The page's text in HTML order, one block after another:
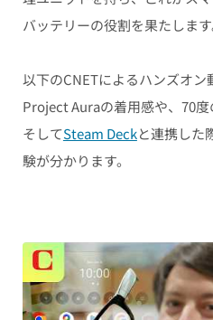
バッテリーの役割を果たします
以下のCNETによるハンズオン
Project Auraの着用感や、70度
そしてSteam Deckと連携した
験が分かります。